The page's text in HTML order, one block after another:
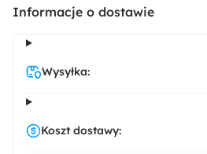
Informacje o dostawie
Wysyłka:
Koszt dostawy: